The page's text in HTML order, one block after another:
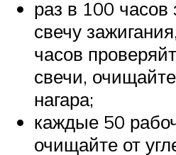
раз в 100 часов
свечу
часов
свечи,
нагара;
каждые 50
очищайте от